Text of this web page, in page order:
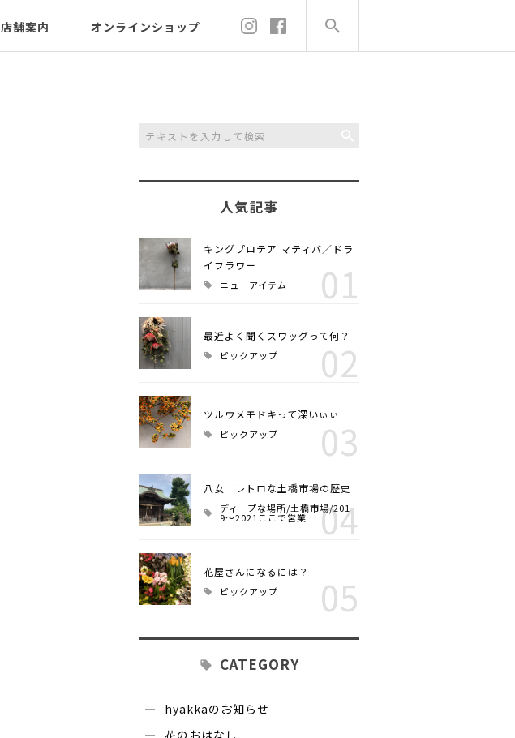
店舗案内 オンラインショップ
人気記事
キングプロテア マティバ／ドラ
イフラワー
ニューアイテム 01
最近よく聞くスワッグって何？
ピックアップ 02
ツルウメモドキって深いぃぃ
ピックアップ 03
八女 レトロな土橋市場の歴史
ディープな場所/土橋市場/201
9～2021ここで営業 04
花屋さんになるには？
ピックアップ 05
CATEGORY
hyakkaのお知らせ
花のおはなし